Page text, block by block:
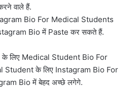
वाले हैं.
Bio For Medical Students
Bio में Paste कर सकते हैं.
के लिए Medical Student Bio For
Student के लिए Instagram Bio For
Bio में बेहद अच्छे लगेगे.